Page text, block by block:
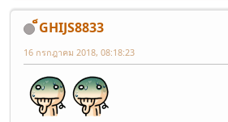
็GHIJS8833
16 กรกฎาคม 2018, 08:18:23